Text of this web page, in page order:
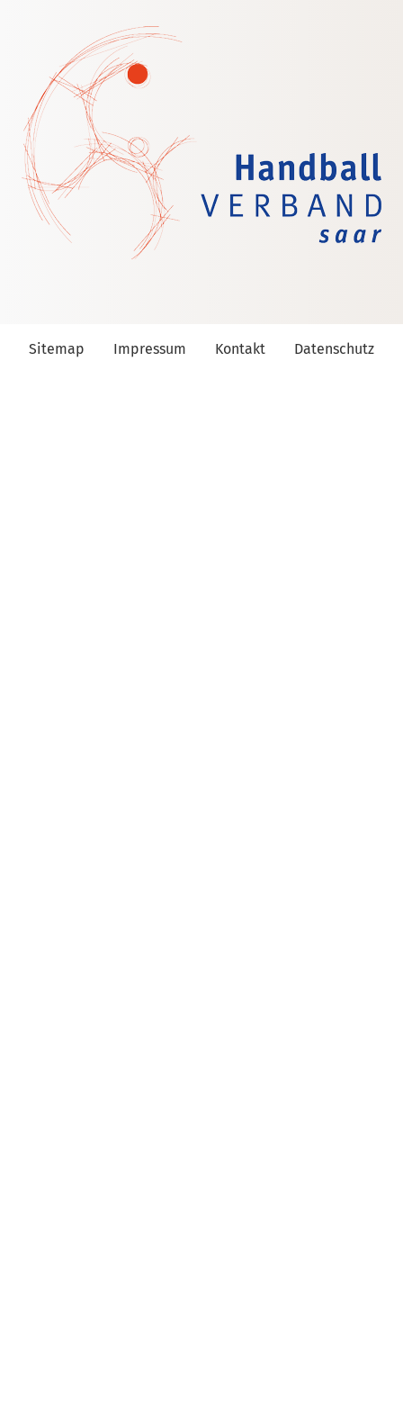
Sitemap Impressum Kontakt Datenschutz